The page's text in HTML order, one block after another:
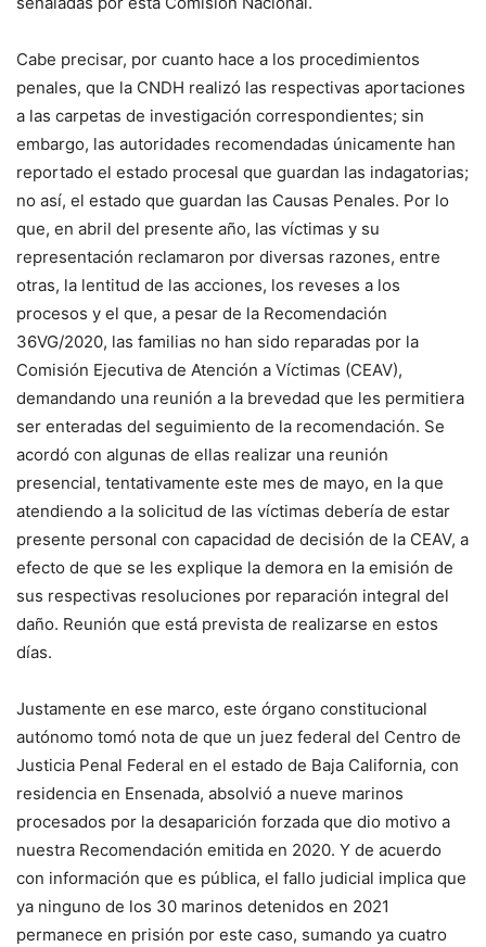
Cabe precisar, por cuanto hace a los procedimientos
penales, que la CNDH realizó las respectivas aportaciones
a las carpetas de investigación correspondientes; sin
embargo, las autoridades recomendadas únicamente han
reportado el estado procesal que guardan las indagatorias;
no así, el estado que guardan las Causas Penales. Por lo
que, en abril del presente año, las víctimas y su
representación reclamaron por diversas razones, entre
otras, la lentitud de las acciones, los reveses a los
procesos y el que, a pesar de la Recomendación
36VG/2020, las familias no han sido reparadas por la
Comisión Ejecutiva de Atención a Víctimas (CEAV),
demandando una reunión a la brevedad que les permitiera
ser enteradas del seguimiento de la recomendación. Se
acordó con algunas de ellas realizar una reunión
presencial, tentativamente este mes de mayo, en la que
atendiendo a la solicitud de las víctimas debería de estar
presente personal con capacidad de decisión de la CEAV, a
efecto de que se les explique la demora en la emisión de
sus respectivas resoluciones por reparación integral del
daño. Reunión que está prevista de realizarse en estos
días.
Justamente en ese marco, este órgano constitucional
autónomo tomó nota de que un juez federal del Centro de
Justicia Penal Federal en el estado de Baja California, con
residencia en Ensenada, absolvió a nueve marinos
procesados por la desaparición forzada que dio motivo a
nuestra Recomendación emitida en 2020. Y de acuerdo
con información que es pública, el fallo judicial implica que
ya ninguno de los 30 marinos detenidos en 2021
permanece en prisión por este caso, sumando ya cuatro